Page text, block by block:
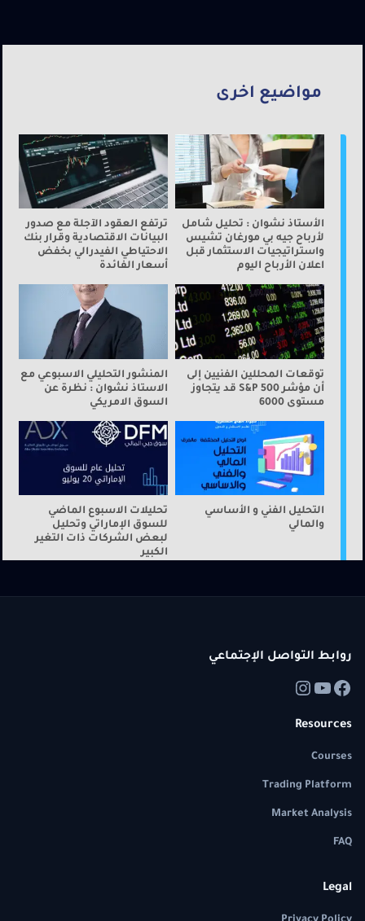
مواضيع اخرى
الأستاذ نشوان : تحليل شامل
لأرباح جيه بي مورغان تشيس
واستراتيجيات الاستثمار قبل
اعلان الأرباح اليوم
ترتفع العقود الآجلة مع صدور
البيانات الاقتصادية وقرار بنك
الاحتياطي الفيدرالي بخفض
أسعار الفائدة
توقعات المحللين الفنيين إلى
أن مؤشر S&P 500 قد يتجاوز
مستوى 6000
المنشور التحليلي الاسبوعي مع
الاستاذ نشوان : نظرة عن
السوق الامريكي
التحليل الفني و الأساسي
والمالي
تحليلات الاسبوع الماضي
للسوق الإماراتي وتحليل
لبعض الشركات ذات التغير
الكبير
روابط التواصل الإجتماعي
Resources
Courses
Trading Platform
Market Analysis
FAQ
Legal